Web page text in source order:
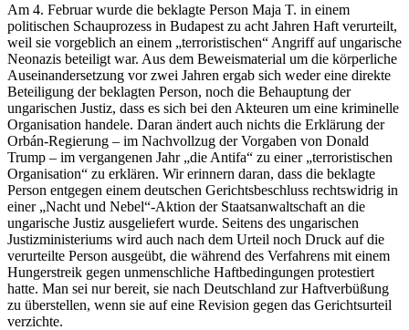
Am 4. Februar wurde die beklagte Person Maja T. in einem
politischen Schauprozess in Budapest zu acht Jahren Haft verurteilt,
weil sie vorgeblich an einem „terroristischen“ Angriff auf ungarische
Neonazis beteiligt war. Aus dem Beweismaterial um die körperliche
Auseinandersetzung vor zwei Jahren ergab sich weder eine direkte
Beteiligung der beklagten Person, noch die Behauptung der
ungarischen Justiz, dass es sich bei den Akteuren um eine kriminelle
Organisation handele. Daran ändert auch nichts die Erklärung der
Orbán-Regierung – im Nachvollzug der Vorgaben von Donald
Trump – im vergangenen Jahr „die Antifa“ zu einer „terroristischen
Organisation“ zu erklären. Wir erinnern daran, dass die beklagte
Person entgegen einem deutschen Gerichtsbeschluss rechtswidrig in
einer „Nacht und Nebel“-Aktion der Staatsanwaltschaft an die
ungarische Justiz ausgeliefert wurde. Seitens des ungarischen
Justizministeriums wird auch nach dem Urteil noch Druck auf die
verurteilte Person ausgeübt, die während des Verfahrens mit einem
Hungerstreik gegen unmenschliche Haftbedingungen protestiert
hatte. Man sei nur bereit, sie nach Deutschland zur Haftverbüßung
zu überstellen, wenn sie auf eine Revision gegen das Gerichtsurteil
verzichte.